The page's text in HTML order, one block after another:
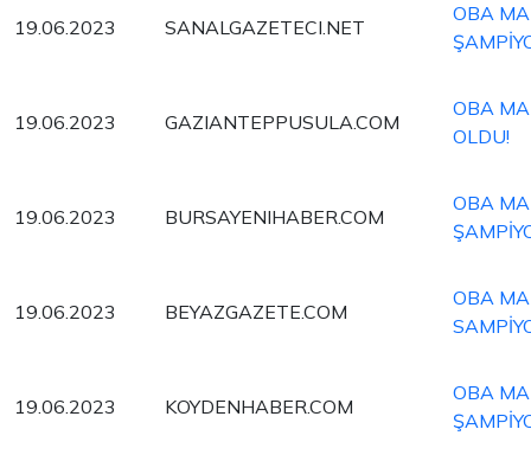
19.06.2023 SANALGAZETECI.NET
OBA
19.06.2023 GAZIANTEPPUSULA.COM
OBA
OLDU!
19.06.2023 BURSAYENIHABER.COM
OBA
19.06.2023 BEYAZGAZETE.COM
OBA
19.06.2023 KOYDENHABER.COM
OBA